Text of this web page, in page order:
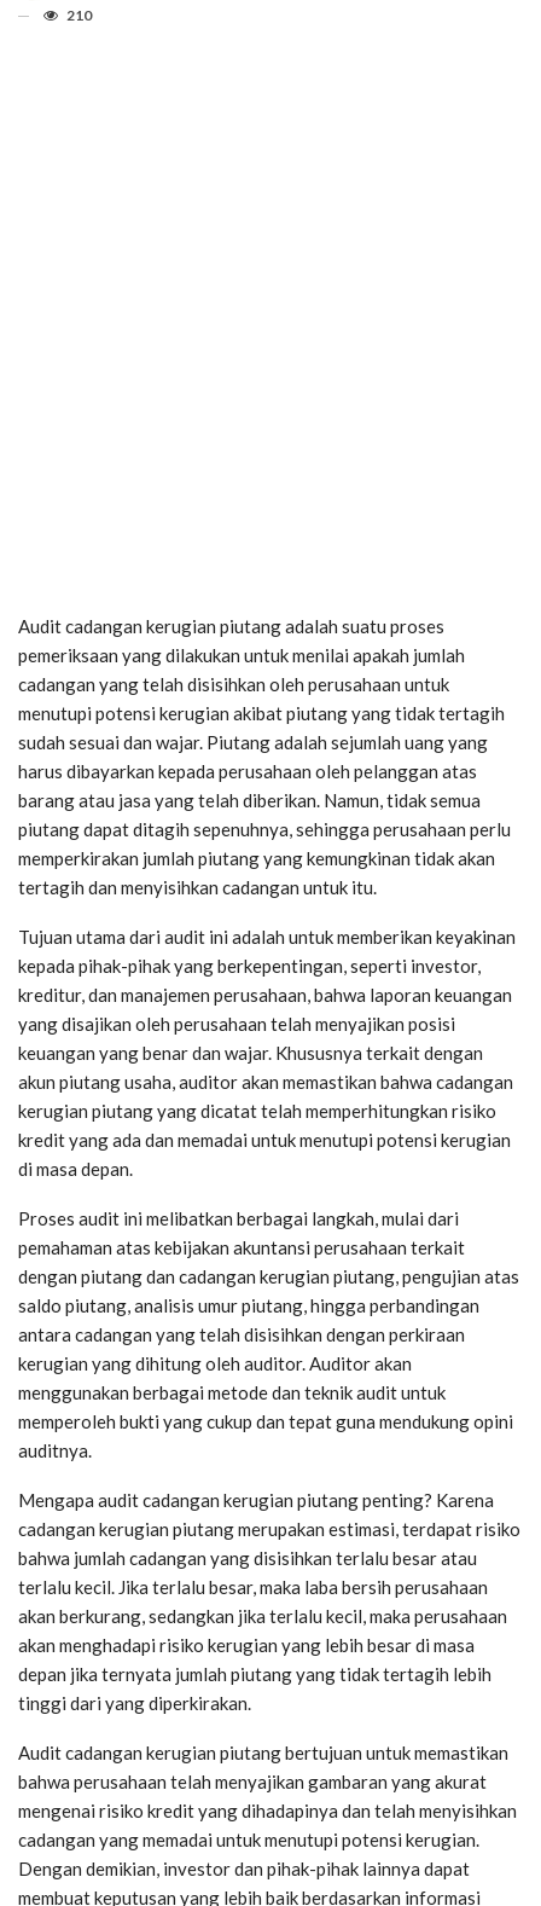
210
Audit cadangan kerugian piutang adalah suatu proses
pemeriksaan yang dilakukan untuk menilai apakah jumlah
cadangan yang telah disisihkan oleh perusahaan untuk
menutupi potensi kerugian akibat piutang yang tidak tertagih
sudah sesuai dan wajar. Piutang adalah sejumlah uang yang
harus dibayarkan kepada perusahaan oleh pelanggan atas
barang atau jasa yang telah diberikan. Namun, tidak semua
piutang dapat ditagih sepenuhnya, sehingga perusahaan perlu
memperkirakan jumlah piutang yang kemungkinan tidak akan
tertagih dan menyisihkan cadangan untuk itu.
Tujuan utama dari audit ini adalah untuk memberikan keyakinan
kepada pihak-pihak yang berkepentingan, seperti investor,
kreditur, dan manajemen perusahaan, bahwa laporan keuangan
yang disajikan oleh perusahaan telah menyajikan posisi
keuangan yang benar dan wajar. Khususnya terkait dengan
akun piutang usaha, auditor akan memastikan bahwa cadangan
kerugian piutang yang dicatat telah memperhitungkan risiko
kredit yang ada dan memadai untuk menutupi potensi kerugian
di masa depan.
Proses audit ini melibatkan berbagai langkah, mulai dari
pemahaman atas kebijakan akuntansi perusahaan terkait
dengan piutang dan cadangan kerugian piutang, pengujian atas
saldo piutang, analisis umur piutang, hingga perbandingan
antara cadangan yang telah disisihkan dengan perkiraan
kerugian yang dihitung oleh auditor. Auditor akan
menggunakan berbagai metode dan teknik audit untuk
memperoleh bukti yang cukup dan tepat guna mendukung opini
auditnya.
Mengapa audit cadangan kerugian piutang penting? Karena
cadangan kerugian piutang merupakan estimasi, terdapat risiko
bahwa jumlah cadangan yang disisihkan terlalu besar atau
terlalu kecil. Jika terlalu besar, maka laba bersih perusahaan
akan berkurang, sedangkan jika terlalu kecil, maka perusahaan
akan menghadapi risiko kerugian yang lebih besar di masa
depan jika ternyata jumlah piutang yang tidak tertagih lebih
tinggi dari yang diperkirakan.
Audit cadangan kerugian piutang bertujuan untuk memastikan
bahwa perusahaan telah menyajikan gambaran yang akurat
mengenai risiko kredit yang dihadapinya dan telah menyisihkan
cadangan yang memadai untuk menutupi potensi kerugian.
Dengan demikian, investor dan pihak-pihak lainnya dapat
membuat keputusan yang lebih baik berdasarkan informasi